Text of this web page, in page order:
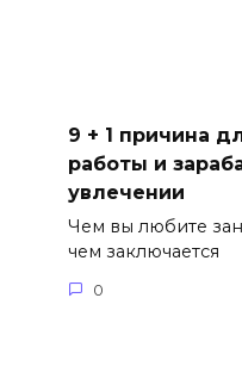
9 + 1 причина
работы и
увлечении
Чем вы любите
чем заключается
0